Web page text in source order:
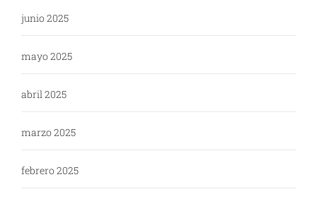
junio 2025
mayo 2025
abril 2025
marzo 2025
febrero 2025